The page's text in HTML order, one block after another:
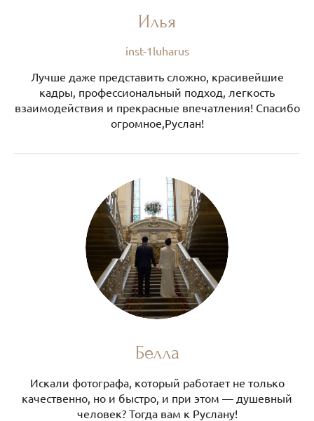
Илья
inst-1luharus
Лучше даже представить сложно, красивейшие
кадры, профессиональный подход, легкость
взаимодействия и прекрасные впечатления! Спасибо
огромное,Руслан!
Белла
Искали фотографа, который работает не только
качественно, но и быстро, и при этом — душевный
человек? Тогда вам к Руслану!